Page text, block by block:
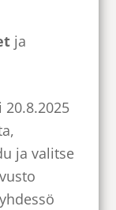
ja
ja valitse